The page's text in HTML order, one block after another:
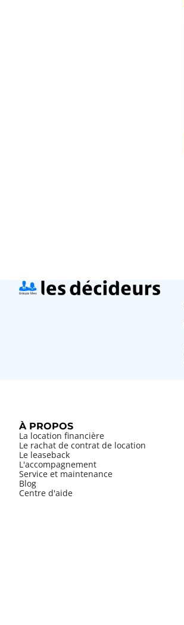
À PROPOS
La location financière
Le rachat de contrat de location
Le leaseback
L'accompagnement
Service et maintenance
Blog
Centre d'aide